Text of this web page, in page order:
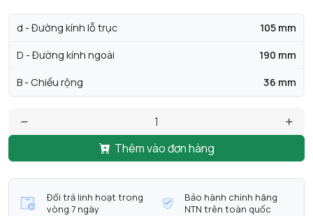
d - Đường kính lỗ trục 105 mm
D - Đường kính ngoài 190 mm
B - Chiều rộng 36 mm
Thêm vào đơn hàng
Đổi trả linh hoạt trong
vòng 7 ngày
Bảo hành chính hãng
NTN trên toàn quốc